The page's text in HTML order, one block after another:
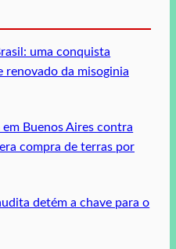
uma conquista
renovado da misoginia
em Buenos Aires contra
compra de terras por
detém a chave para o